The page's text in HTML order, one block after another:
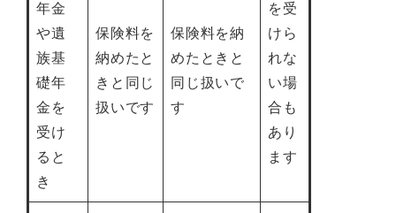
年金
や遺
族基
礎年
金を
受け
ると
き
保険料を
納めたと
きと同じ
扱いです
保険料を納
めたときと
同じ扱いで
す
を受
けら
れな
い場
合も
あり
ます